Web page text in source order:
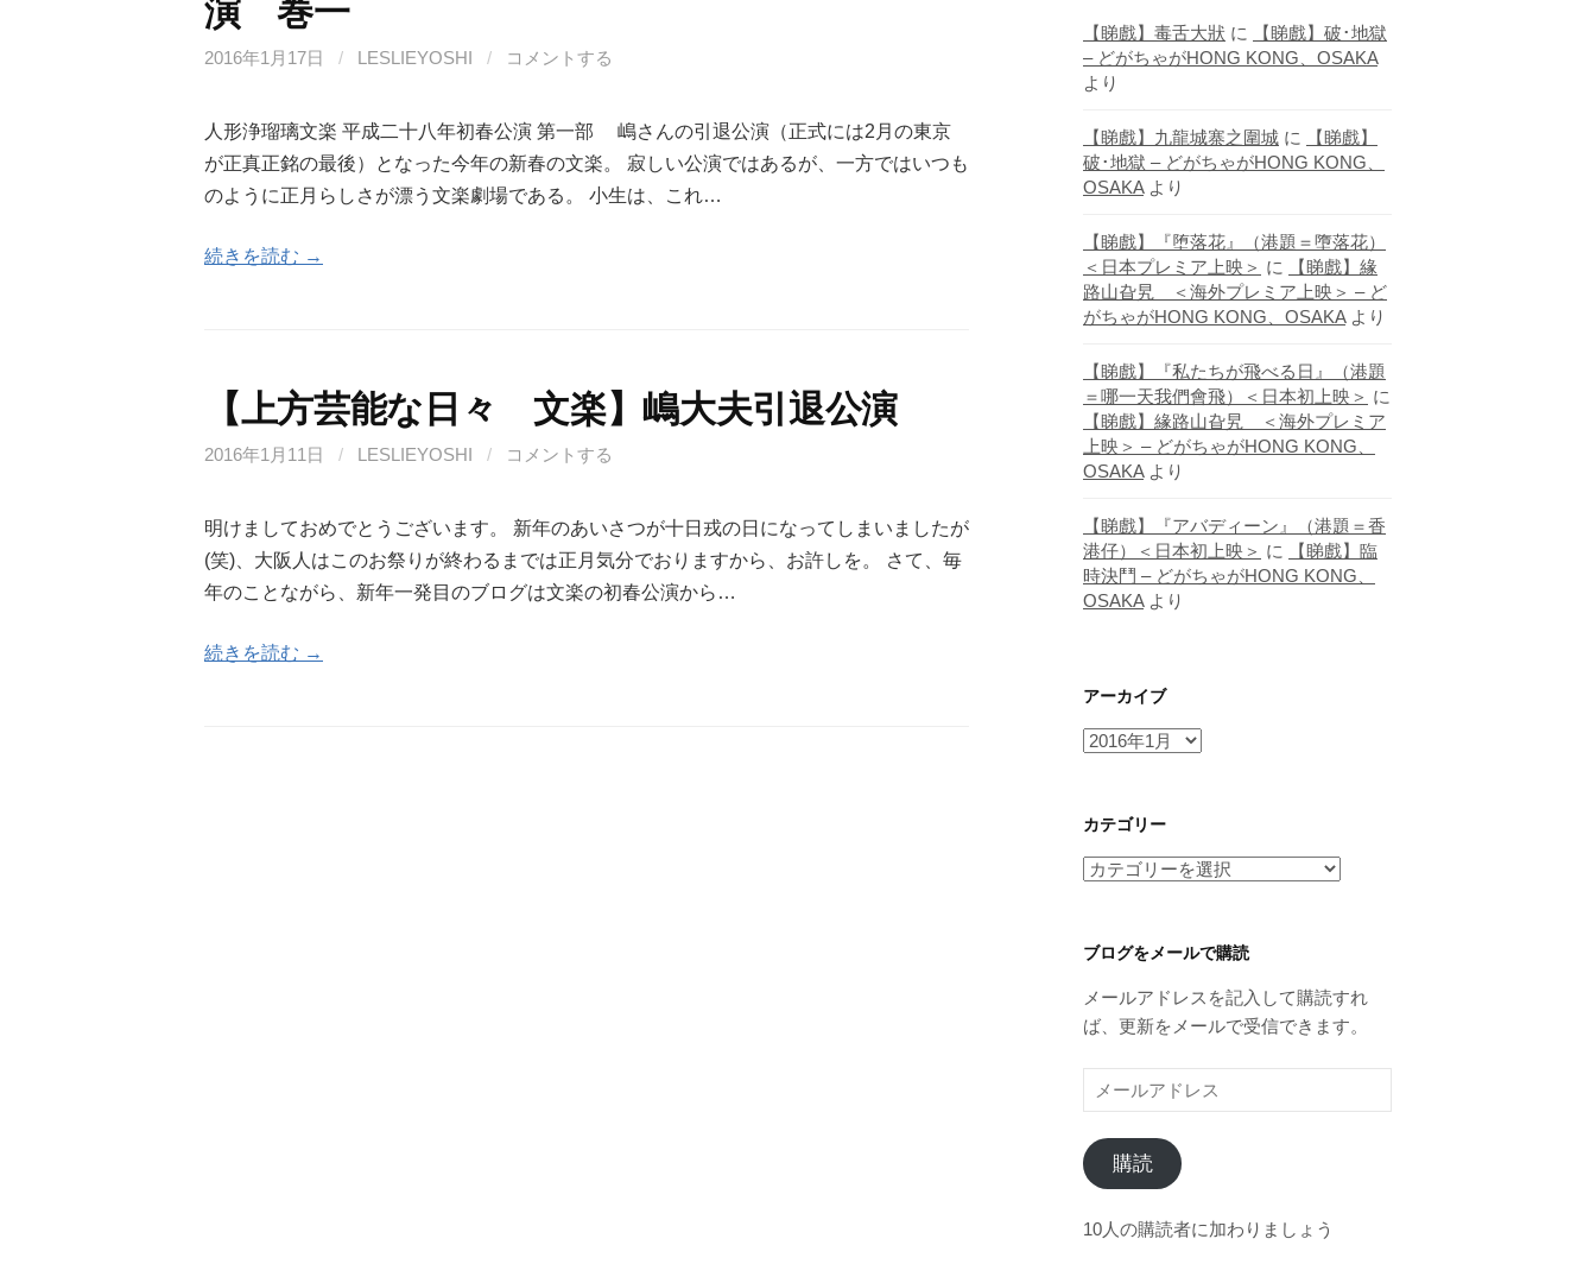
演 巻一
2016年1月17日 / LESLIEYOSHI / コメントする
人形浄瑠璃文楽 平成二十八年初春公演 第一部 嶋さんの引退公演（正式には2月の東京
が正真正銘の最後）となった今年の新春の文楽。 寂しい公演ではあるが、一方ではいつも
のように正月らしさが漂う文楽劇場である。 小生は、これ…
続きを読む →
【上方芸能な日々 文楽】嶋大夫引退公演
2016年1月11日 / LESLIEYOSHI / コメントする
明けましておめでとうございます。 新年のあいさつが十日戎の日になってしまいましたが
(笑)、大阪人はこのお祭りが終わるまでは正月気分でおりますから、お許しを。 さて、毎
年のことながら、新年一発目のブログは文楽の初春公演から…
続きを読む →
【睇戲】毒舌大狀 に
【睇戲】破･地獄
– どがちゃがHONG KONG、OSAKA
より
【睇戲】九龍城寨之圍城 に
【睇戲】
破･地獄 – どがちゃがHONG KONG、
OSAKAより
【睇戲】『堕落花』（港題＝墮落花）
＜日本プレミア上映＞ に
【睇戲】緣
路山旮旯 ＜海外プレミア上映＞ – ど
がちゃがHONG KONG、OSAKAより
【睇戲】『私たちが飛べる日』（港題
＝哪一天我們會飛）＜日本初上映＞ に
【睇戲】緣路山旮旯 ＜海外プレミア
上映＞ – どがちゃがHONG KONG、
OSAKAより
【睇戲】『アバディーン』（港題＝香
港仔）＜日本初上映＞ に
【睇戲】臨
時決鬥 – どがちゃがHONG KONG、
OSAKAより
アーカイブ
ア
イ
ブ
カテゴリー
カ
リ
ブログをメールで購読
メールアドレスを記入して購読すれ
ば、更新をメールで受信できます。
ー
ル
ア
ド
レ
購読
10人の購読者に加わりましょう